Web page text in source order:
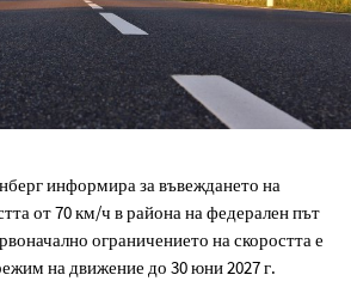
информира за въвеждането на
от 70 км/ч в района на федерален път
ограничението на скоростта е
на движение до 30 юни 2027 г.